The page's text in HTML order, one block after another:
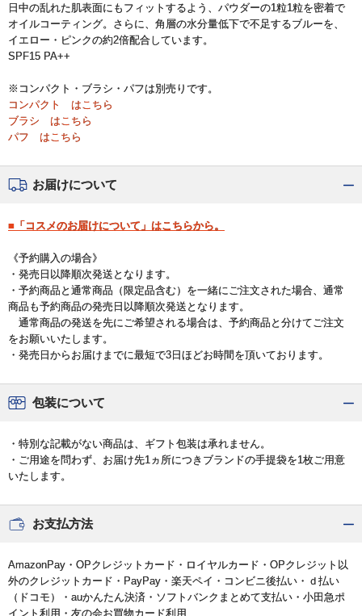
日中の乱れた肌表面にもフィットするよう、パウダーの1粒1粒を密着で
オイルコーティング。さらに、角層の水分量低下で不足するブルーを、
イエロー・ピンクの約2倍配合しています。
SPF15 PA++
※コンパクト・ブラシ・パフは別売りです。
コンパクト はこちら
ブラシ はこちら
パフ はこちら
お届けについて
■「コスメのお届けについて」はこちらから。
《予約購入の場合》
・発売日以降順次発送となります。
・予約商品と通常商品（限定品含む）を一緒にご注文された場合、通常
商品も予約商品の発売日以降順次発送となります。
通常商品の発送を先にご希望される場合は、予約商品と分けてご注文
をお願いいたします。
・発売日からお届けまでに最短で3日ほどお時間を頂いております。
包装について
・特別な記載がない商品は、ギフト包装は承れません。
・ご用途を問わず、お届け先1ヵ所につきブランドの手提袋を1枚ご用意
いたします。
お支払方法
AmazonPay・OPクレジットカード・ロイヤルカード・OPクレジット以
外のクレジットカード・PayPay・楽天ペイ・コンビニ後払い・ｄ払い
（ドコモ）・auかんたん決済・ソフトバンクまとめて支払い・小田急ポ
イント利用・友の会お買物カード利用